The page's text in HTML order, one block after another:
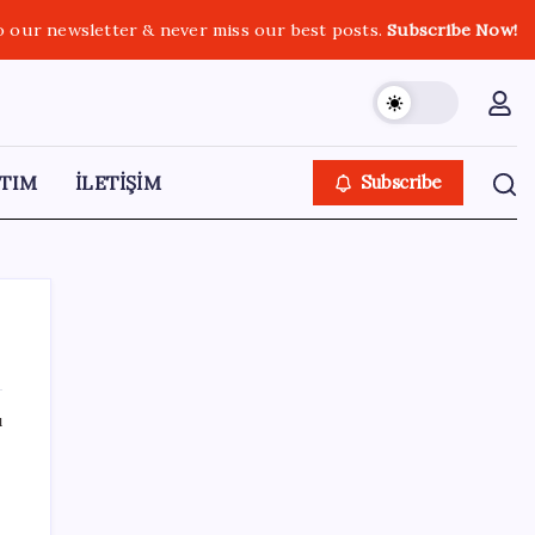
our newsletter & never miss our best posts.Subscribe Now!
İLETİŞİM Subscribe